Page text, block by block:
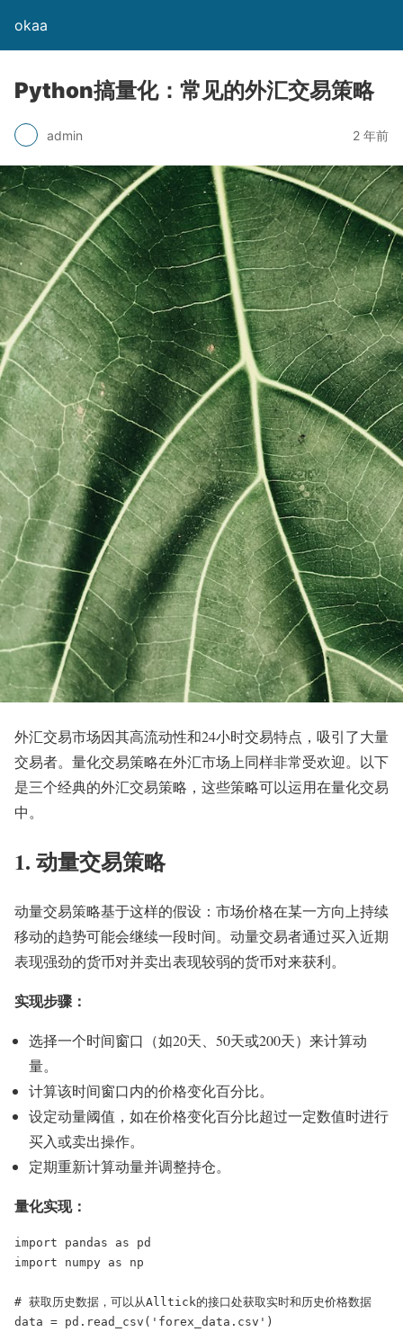
okaa
Python搞量化：常见的外汇交易策略
admin 2 年前
外汇交易市场因其高流动性和24小时交易特点，吸引了大量
交易者。量化交易策略在外汇市场上同样非常受欢迎。以下
是三个经典的外汇交易策略，这些策略可以运用在量化交易
中。
1. 动量交易策略
动量交易策略基于这样的假设：市场价格在某一方向上持续
移动的趋势可能会继续一段时间。动量交易者通过买入近期
表现强劲的货币对并卖出表现较弱的货币对来获利。
实现步骤：
选择一个时间窗口（如20天、50天或200天）来计算动
量。
计算该时间窗口内的价格变化百分比。
设定动量阈值，如在价格变化百分比超过一定数值时进行
买入或卖出操作。
定期重新计算动量并调整持仓。
量化实现：
import pandas as pd
import numpy as np
# 获取历史数据，可以从Alltick的接口处获取实时和历史价格数据
data = pd.read_csv('forex_data.csv')